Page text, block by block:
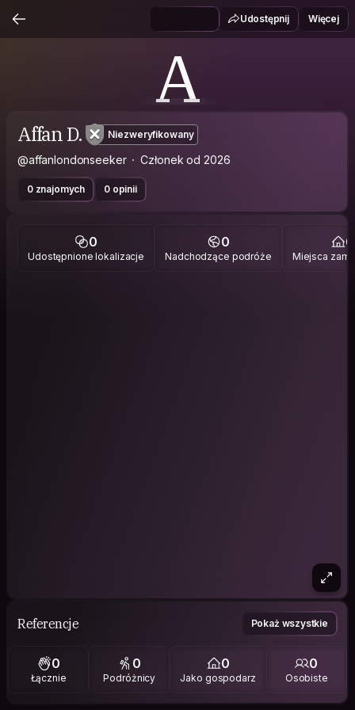
Udostępnij Więcej
A
Affan D. Niezweryfikowany
@affanlondonseeker Członek od 2026
0 znajomych 0 opinii
0
Udostępnione lokalizacje
0
Nadchodzące podróże
0
Miejsca
Referencje Pokaż wszystkie
0
Łącznie
0
Podróżnicy
0
Jako gospodarz
0
Osobiste